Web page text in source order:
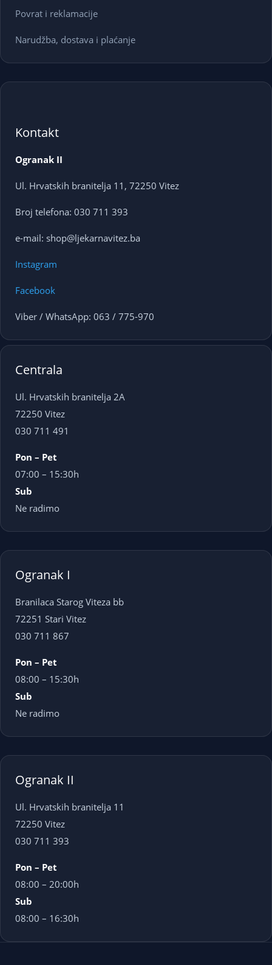
Povrat i reklamacije
Narudžba, dostava i plaćanje
Kontakt
Ogranak II
Ul. Hrvatskih branitelja 11, 72250 Vitez
Broj telefona: 030 711 393
e-mail: shop@ljekarnavitez.ba
Instagram
Facebook
Viber / WhatsApp: 063 / 775-970
Centrala
Ul. Hrvatskih branitelja 2A
72250 Vitez
030 711 491
Pon – Pet
07:00 – 15:30h
Sub
Ne radimo
Ogranak I
Branilaca Starog Viteza bb
72251 Stari Vitez
030 711 867
Pon – Pet
08:00 – 15:30h
Sub
Ne radimo
Ogranak II
Ul. Hrvatskih branitelja 11
72250 Vitez
030 711 393
Pon – Pet
08:00 – 20:00h
Sub
08:00 – 16:30h